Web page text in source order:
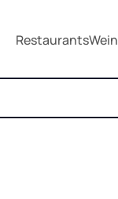
RestaurantsWein